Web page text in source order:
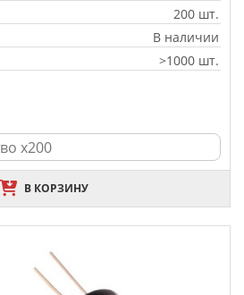
200 шт.
В наличии
>1000 шт.
В КОРЗИНУ